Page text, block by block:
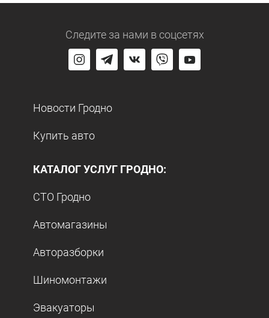
Следите за нами в соцсетях
Новости Гродно
Купить авто
КАТАЛОГ УСЛУГ ГРОДНО:
СТО Гродно
Автомагазины
Авторазборки
Шиномонтажи
Эвакуаторы